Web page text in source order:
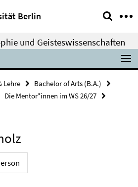
Berlin
und Geisteswissenschaften
Lehre
Bachelor of Arts (B.A.)
Die Mentor*innen im WS 26/27